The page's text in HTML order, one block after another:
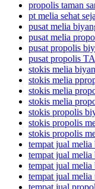
propolis taman
pt melia sehat
pusat melia
pusat melia
pusat propolis
pusat propolis
stokis melia
stokis melia
stokis melia
stokis melia
stokis propolis
stokis propolis
stokis propolis
tempat jual
tempat jual melia
tempat jual
tempat jual